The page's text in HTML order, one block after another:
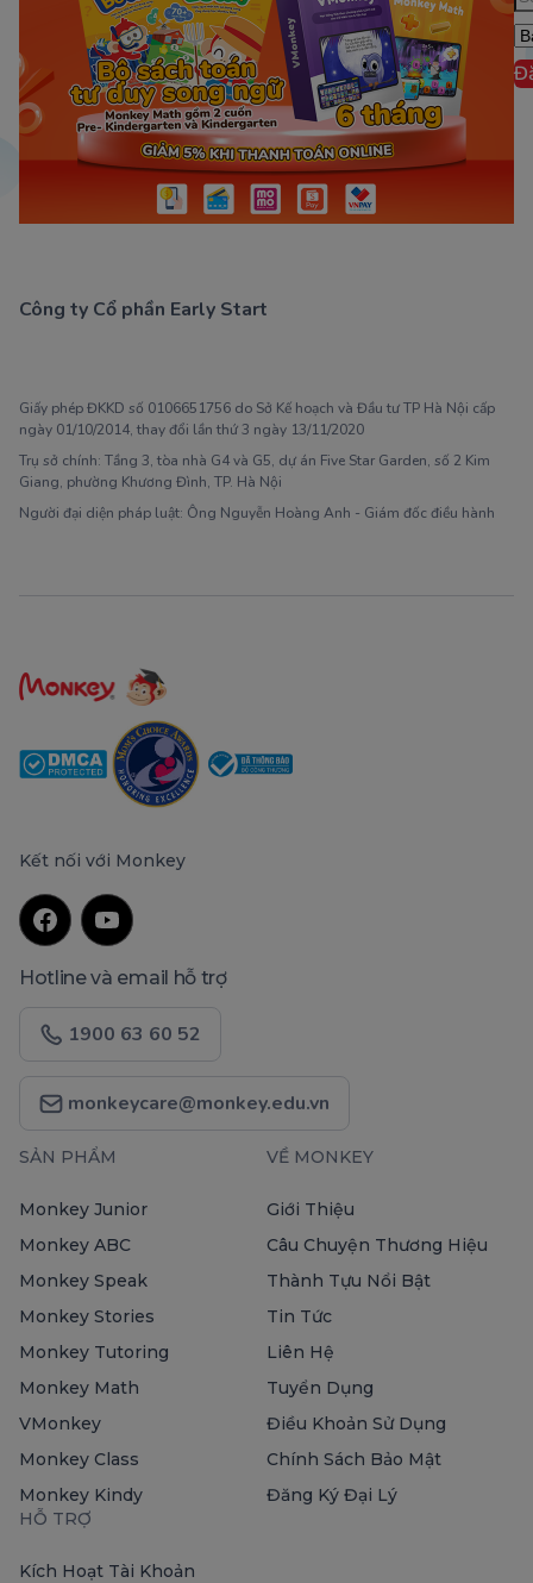
Công ty Cổ phần Early Start
Giấy phép ĐKKD số 0106651756 do Sở Kế hoạch và Đầu tư TP Hà Nội cấp
ngày 01/10/2014, thay đổi lần thứ 3 ngày 13/11/2020
Trụ sở chính: Tầng 3, tòa nhà G4 và G5, dự án Five Star Garden, số 2 Kim
Giang, phường Khương Đình, TP. Hà Nội
Người đại diện pháp luật: Ông Nguyễn Hoàng Anh - Giám đốc điều hành
Kết nối với Monkey
Hotline và email hỗ trợ
1900 63 60 52
monkeycare@monkey.edu.vn
SẢN PHẨM
Monkey Junior
Monkey ABC
Monkey Speak
Monkey Stories
Monkey Tutoring
Monkey Math
VMonkey
Monkey Class
Monkey Kindy
VỀ MONKEY
Giới Thiệu
Câu Chuyện Thương Hiệu
Thành Tựu Nổi Bật
Tin Tức
Liên Hệ
Tuyển Dụng
Điều Khoản Sử Dụng
Chính Sách Bảo Mật
Đăng Ký Đại Lý
HỖ TRỢ
Kích Hoạt Tài Khoản